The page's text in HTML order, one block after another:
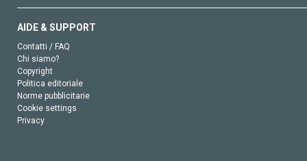
AIDE & SUPPORT
Contatti / FAQ
Chi siamo?
Copyright
Politica editoriale
Norme pubblicitarie
Cookie settings
Privacy